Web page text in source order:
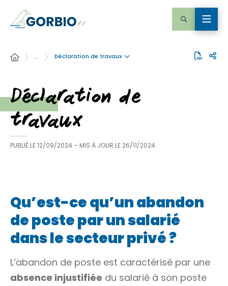
… Déclaration de travaux
Déclaration de
travaux
PUBLIÉ LE12/09/2024 – MIS À JOUR LE 26/11/2024
Qu’est-ce qu’un abandon
de poste par un salarié
dans le secteur privé ?
L’abandon de poste est caractérisé par une
absence injustifiée du salarié à son poste